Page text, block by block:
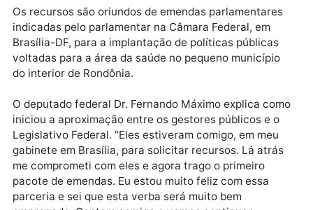
mil para a Prefeitura do Município de Santa Luzia D’
Oeste.
Publicidade
Os recursos são oriundos de emendas
indicadas pelo parlamentar na Câmara Federal, em
Brasília-DF, para a implantação de políticas públicas
voltadas para a área da saúde no pequeno município
do interior de Rondônia.
O deputado federal Dr. Fernando Máximo explica